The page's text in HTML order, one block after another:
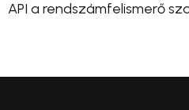
API a rendszámfelismerő